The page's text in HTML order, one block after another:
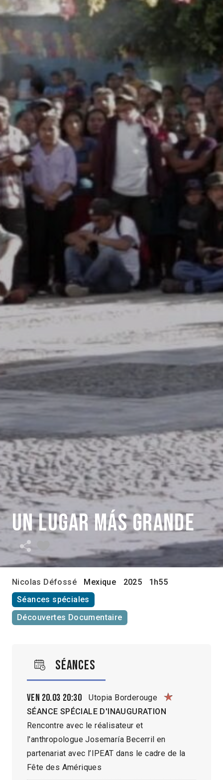
Un lugar más grande
Nicolas Défossé Mexique 2025
1h55
Séances spéciales
Découvertes Documentaire
Séances
Ven 20.03 20:30
Utopia Borderouge
SÉANCE SPÉCIALE D'INAUGURATION
Rencontre avec le réalisateur et
l'anthropologue Josemaría Becerril en
partenariat avec l’IPEAT dans le cadre de la
Fête des Amériques